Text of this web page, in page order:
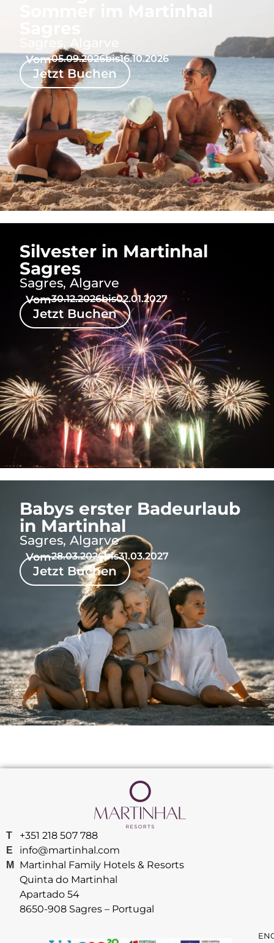
Sagres, Algarve
Jetzt Buchen
Vom05.09.2026bis16.10.2026
Silvester in Martinhal
Sagres
Sagres, Algarve
Jetzt Buchen
Vom30.12.2026bis02.01.2027
Babys erster Badeurlaub
in Martinhal
Sagres, Algarve
Jetzt Buchen
Vom28.03.2026bis31.03.2027
T
E
M
+351 218 507 788
info@martinhal.com
Martinhal Family Hotels & Resorts
Quinta do Martinhal
Apartado 54
8650-908 Sagres – Portugal